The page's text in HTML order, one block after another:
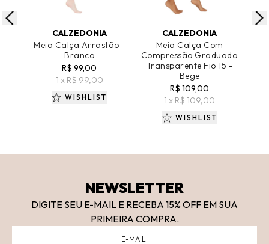
CALZEDONIA
Meia Calça Arrastão -
Branco
R$ 99,00
1 x R$ 99,00
WISHLIST
CALZEDONIA
Meia Calça Com
Compressão Graduada
Transparente Fio 15 -
Bege
R$ 109,00
1 x R$ 109,00
WISHLIST
NEWSLETTER
DIGITE SEU E-MAIL E RECEBA 15% OFF EM SUA
PRIMEIRA COMPRA.